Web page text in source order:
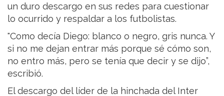
un duro descargo en sus redes para cuestionar
lo ocurrido y respaldar a los futbolistas.
"Como decía Diego: blanco o negro, gris nunca. Y
si no me dejan entrar más porque sé cómo son,
no entro más, pero se tenía que decir y se dijo”,
escribió.
El descargo del líder de la hinchada del Inter